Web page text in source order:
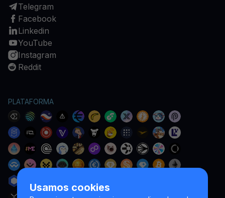
Usamos cookies
Telegram
Facebook
Linkedin
YouTube
Instagram
Reddit
PLATAFORMA